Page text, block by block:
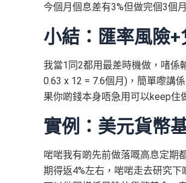
今個月個息差有3%但做完個3個
小結：匯率風險
我當1同2都用最差時機做，啫係
0.63 x 12 = 7.6個月)，簡單嚟講
果你啲錢本身唔急用可以keep住
實例：美元貨幣
啱啱我有啲先前做落嘅高息定期
期得返4%左右，啱啱走去研究